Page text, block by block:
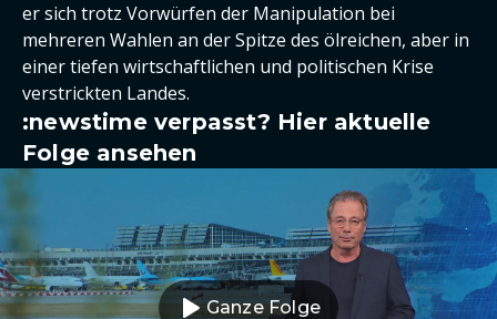
er sich trotz Vorwürfen der Manipulation bei
mehreren Wahlen an der Spitze des ölreichen, aber in
einer tiefen wirtschaftlichen und politischen Krise
verstrickten Landes.
:newstime verpasst? Hier aktuelle
Folge ansehen
Ganze Folge